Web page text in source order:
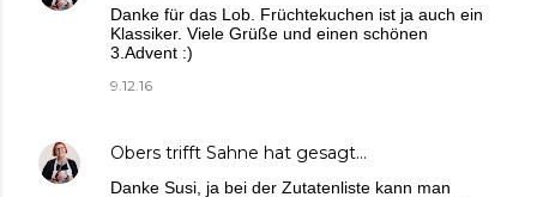
Danke für das Lob. Früchtekuchen ist ja auch ein
Klassiker. Viele Grüße und einen schönen
3.Advent :)
9.12.16
Obers trifft Sahne hat gesagt…
Danke Susi, ja bei der Zutatenliste kann man